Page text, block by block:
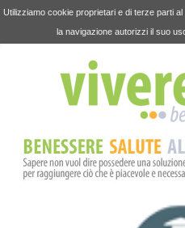
Utilizziamo cookie proprietari e di terze parti
la navigazione autorizzi il suo